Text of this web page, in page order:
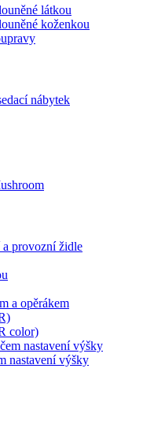
látkou
koženkou
nábytek
provozní židle
a opěrákem
color)
nastavení výšky
nastavení výšky